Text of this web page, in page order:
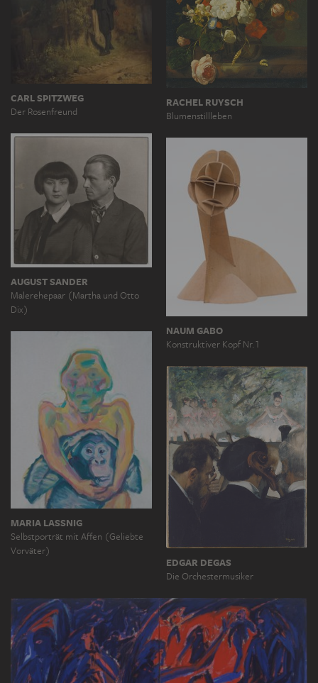
CARL SPITZWEG
Der Rosenfreund
RACHEL RUYSCH
Blumenstillleben
AUGUST SANDER
Malerehepaar (Martha und Otto
Dix)
NAUM GABO
Konstruktiver Kopf Nr.1
MARIA LASSNIG
Selbstporträt mit Affen (Geliebte
Vorväter)
EDGAR DEGAS
Die Orchestermusiker